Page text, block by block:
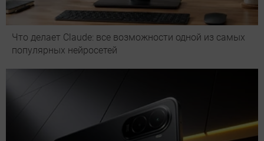
Что делает Сlaude: все возможности одной из самых
популярных нейросетей